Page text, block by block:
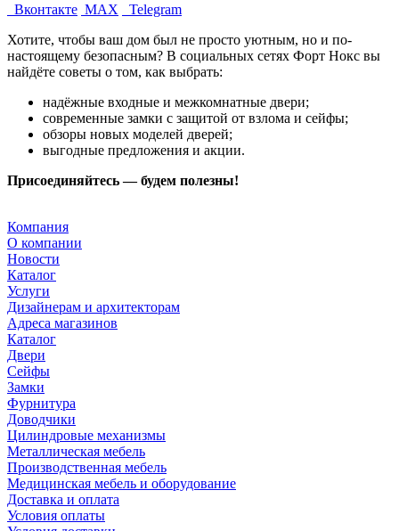
Вконтакте MAX
Telegram
Хотите, чтобы ваш дом был не просто уютным, но и по-
настоящему безопасным? В социальных сетях Форт Нокс вы
найдёте советы о том, как выбрать:
надёжные входные и межкомнатные двери;
современные замки с защитой от взлома и сейфы;
обзоры новых моделей дверей;
выгодные предложения и акции.
Присоединяйтесь — будем полезны!
Компания
О компании
Новости
Каталог
Услуги
Дизайнерам и архитекторам
Адреса магазинов
Каталог
Двери
Сейфы
Замки
Фурнитура
Доводчики
Цилиндровые механизмы
Металлическая мебель
Производственная мебель
Медицинская мебель и оборудование
Доставка и оплата
Условия оплаты